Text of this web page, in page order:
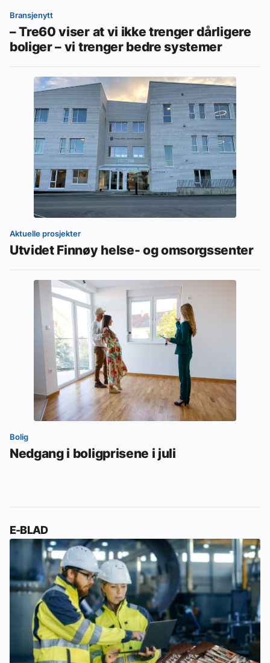
Bransjenytt
– Tre60 viser at vi ikke trenger dårligere
boliger – vi trenger bedre systemer
Aktuelle prosjekter
Utvidet Finnøy helse- og omsorgssenter
Bolig
Nedgang i boligprisene i juli
E-BLAD